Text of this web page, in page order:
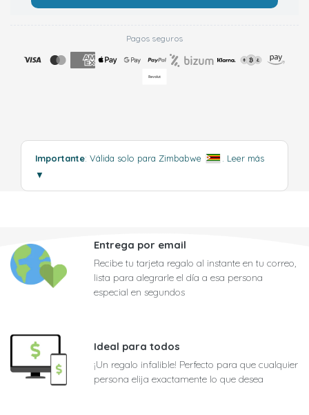
Pagos seguros
Importante: Válida solo para Zimbabwe . Leer más
▼
Entrega por email
Recibe tu tarjeta regalo al instante en tu correo,
lista para alegrarle el día a esa persona
especial en segundos
Ideal para todos
¡Un regalo infalible! Perfecto para que cualquier
persona elija exactamente lo que desea